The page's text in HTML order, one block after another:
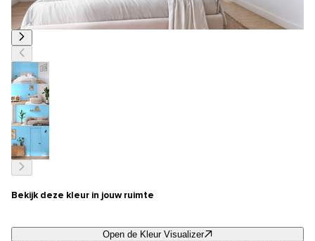
Bekijk deze kleur in jouw ruimte
Open de Kleur Visualizer